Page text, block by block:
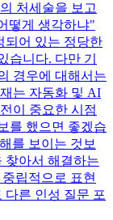
처세술을 보고
떻게 생각하냐"
되어 있는 정당한
습니다. 다만 기
경우에 대해서는
는 자동화 및 AI
이 중요한 시점
를 했으면 좋겠습
를 보이는 것보
찾아서 해결하는
립적으로 표현
다른 인성 질문 포